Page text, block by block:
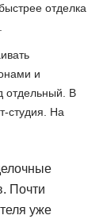
отделка
и
отдельный. В
студия. На
Почти
уже